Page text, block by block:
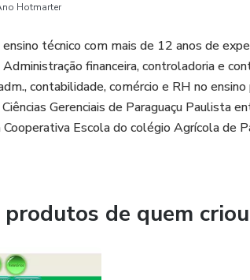
Hotmarter
técnico com mais de 12 anos de
financeira, controladoria e
contabilidade, comércio e RH no
Gerenciais de Paraguaçu Paulista
Escola do colégio Agrícola de
de quem